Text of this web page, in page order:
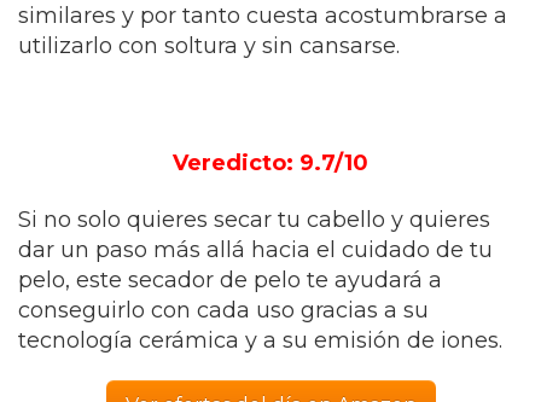
similares y por tanto cuesta acostumbrarse a
utilizarlo con soltura y sin cansarse.
Veredicto: 9.7/10
Si no solo quieres secar tu cabello y quieres
dar un paso más allá hacia el cuidado de tu
pelo, este secador de pelo te ayudará a
conseguirlo con cada uso gracias a su
tecnología cerámica y a su emisión de iones.